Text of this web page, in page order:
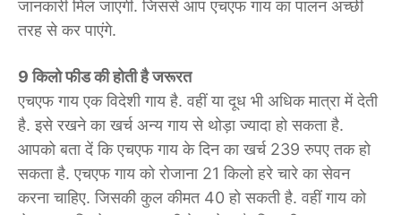
जानकारी मिल जाएगी. जिससे आप एचएफ गाय का पालन अच्छी
तरह से कर पाएंगे.
9 किलो फीड की होती है जरूरत
एचएफ गाय एक विदेशी गाय है. वहीं या दूध भी अधिक मात्रा में देती
है. इसे रखने का खर्च अन्य गाय से थोड़ा ज्यादा हो सकता है.
आपको बता दें कि एचएफ गाय के दिन का खर्च 239 रुपए तक हो
सकता है. एचएफ गाय को रोजाना 21 किलो हरे चारे का सेवन
करना चाहिए. जिसकी कुल कीमत 40 हो सकती है. वहीं गाय को